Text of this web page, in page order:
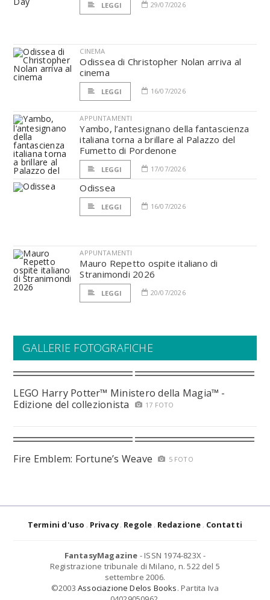
LEGGI 29/07/2026
CINEMA
Odissea di Christopher Nolan arriva al
cinema
LEGGI 16/07/2026
APPUNTAMENTI
Yambo, l’antesignano della fantascienza
italiana torna a brillare al Palazzo del
Fumetto di Pordenone
LEGGI 17/07/2026
Odissea
LEGGI 16/07/2026
APPUNTAMENTI
Mauro Repetto ospite italiano di
Stranimondi 2026
LEGGI 20/07/2026
GALLERIE FOTOGRAFICHE
LEGO Harry Potter™ Ministero della Magia™ -
Edizione del collezionista
17 FOTO
Fire Emblem: Fortune’s Weave 5 FOTO
Termini d'uso Privacy Regole Redazione Contatti
FantasyMagazine - ISSN 1974-823X -
Registrazione tribunale di Milano, n. 522 del 5
settembre 2006.
©2003 Associazione Delos Books. Partita Iva